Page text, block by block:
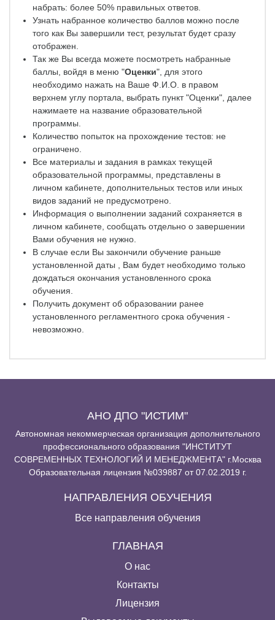
набрать: более 50% правильных ответов.
Узнать набранное количество баллов можно после
того как Вы завершили тест, результат будет сразу
отображен.
Так же Вы всегда можете посмотреть набранные
баллы, войдя в меню "Оценки", для этого
необходимо нажать на Ваше Ф.И.О. в правом
верхнем углу портала, выбрать пункт "Оценки", далее
нажимаете на название образовательной
программы.
Количество попыток на прохождение тестов: не
ограничено.
Все материалы и задания в рамках текущей
образовательной программы, представлены в
личном кабинете, дополнительных тестов или иных
видов заданий не предусмотрено.
Информация о выполнении заданий сохраняется в
личном кабинете, сообщать отдельно о завершении
Вами обучения не нужно.
В случае если Вы закончили обучение раньше
установленной даты , Вам будет необходимо только
дождаться окончания установленного срока
обучения.
Получить документ об образовании ранее
установленного регламентного срока обучения -
невозможно.
АНО ДПО "ИСТИМ"
Автономная некоммерческая организация дополнительного
профессионального образования "ИНСТИТУТ
СОВРЕМЕННЫХ ТЕХНОЛОГИЙ И МЕНЕДЖМЕНТА" г.Москва
Образовательная лицензия №039887 от 07.02.2019 г.
НАПРАВЛЕНИЯ ОБУЧЕНИЯ
Все направления обучения
ГЛАВНАЯ
О нас
Контакты
Лицензия